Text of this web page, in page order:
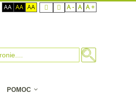
AA AA AA A - A A +
POMOC